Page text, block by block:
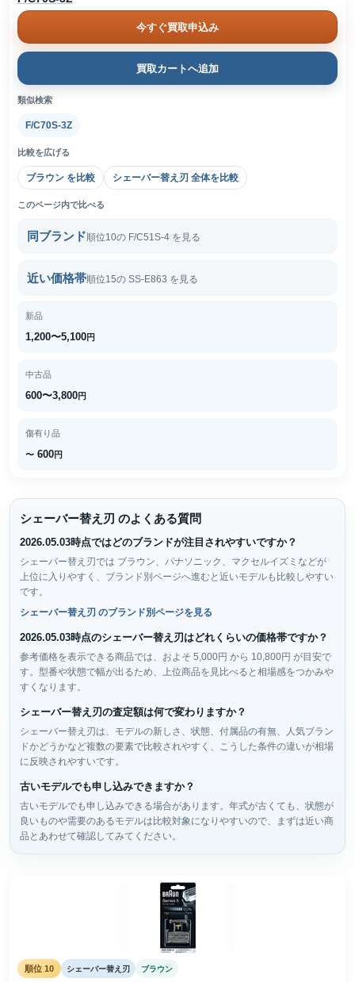
今すぐ買取申込み
買取カートへ追加
類似検索
F/C70S-3Z
比較を広げる
ブラウン を比較 シェーバー替え刃 全体を比較
このページ内で比べる
同ブランド 順位10の F/C51S-4 を見る
近い価格帯順位15の SS-E863 を見る
新品
1,200〜5,100円
中古品
600〜3,800円
傷有り品
〜 600円
シェーバー替え刃 のよくある質問
2026.05.03時点ではどのブランドが注目されやすいですか？
シェーバー替え刃では ブラウン、パナソニック、マクセルイズミなどが
上位に入りやすく、ブランド別ページへ進むと近いモデルも比較しやすい
です。
シェーバー替え刃 のブランド別ページを見る
2026.05.03時点のシェーバー替え刃はどれくらいの価格帯ですか？
参考価格を表示できる商品では、およそ 5,000円 から 10,800円 が目安で
す。型番や状態で幅が出るため、上位商品を見比べると相場感をつかみや
すくなります。
シェーバー替え刃の査定額は何で変わりますか？
シェーバー替え刃は、モデルの新しさ、状態、付属品の有無、人気ブラン
ドかどうかなど複数の要素で比較されやすく、こうした条件の違いが相場
に反映されやすいです。
古いモデルでも申し込みできますか？
古いモデルでも申し込みできる場合があります。年式が古くても、状態が
良いものや需要のあるモデルは比較対象になりやすいので、まずは近い商
品とあわせて確認してみてください。
順位 10 シェーバー替え刃 ブラウン